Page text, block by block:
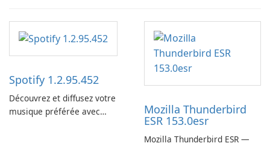
Spotify 1.2.95.452
Découvrez et diffusez votre
musique préférée avec
Mozilla Thunderbird
ESR 153.0esr
Mozilla Thunderbird ESR —